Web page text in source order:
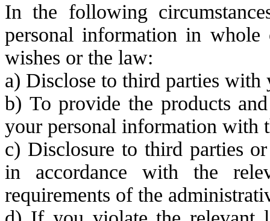
In the following
personal information in
wishes or the law:
a) Disclose to third parties with
b) To provide the products
your personal information with
c) Disclosure to third parties
in accordance with the
requirements of the